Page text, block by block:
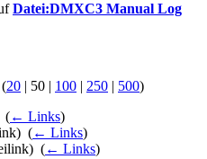
Datei:DMXC3 Manual Log
20 | 50 | 100 | 250 | 500)
(← Links)
(← Links)
(← Links)